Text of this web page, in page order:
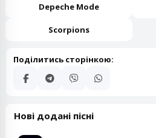
Depeche Mode
Scorpions
Поділитись сторінкою:
Нові додані пісні